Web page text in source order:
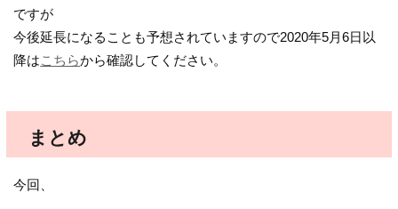
ですが
今後延長になることも予想されていますので2020年5月6日以
降はこちらから確認してください。
まとめ
今回、